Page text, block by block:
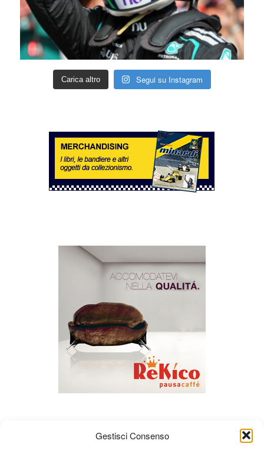
Gestisci Consenso
Carica altro Segui su Instagram